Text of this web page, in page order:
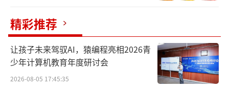
精彩推荐
让孩子未来驾驭AI，猿编程亮相2026青
少年计算机教育年度研讨会
2026-08-05 17:45:35